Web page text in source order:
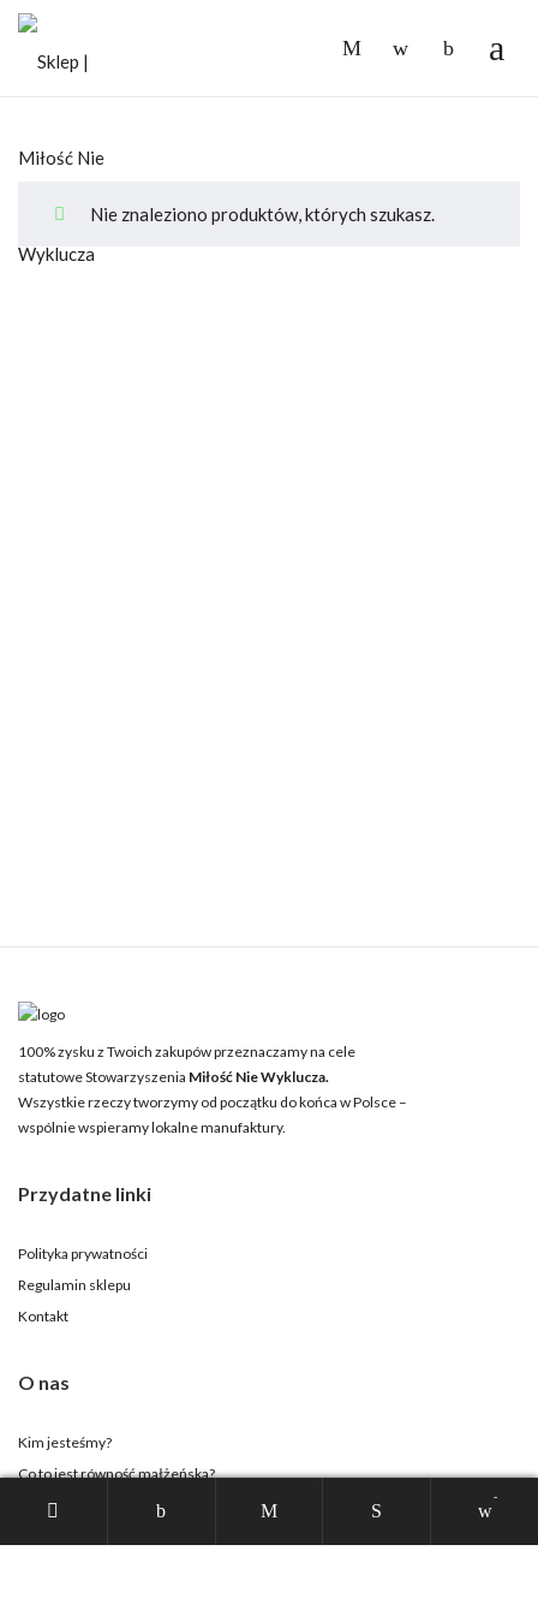
Nie znaleziono produktów, których szukasz.
100% zysku z Twoich zakupów przeznaczamy na cele
statutowe Stowarzyszenia Miłość Nie Wyklucza.
Wszystkie rzeczy tworzymy od początku do końca w Polsce –
wspólnie wspieramy lokalne manufaktury.
Przydatne linki
Polityka prywatności
Regulamin sklepu
Kontakt
O nas
Kim jesteśmy?
Co to jest równość małżeńska?
Strona Stowarzyszenia
-